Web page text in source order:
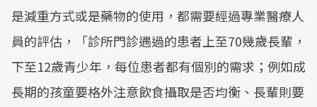
是減重方式或是藥物的使用，都需要經過專業醫療人
員的評估，「診所門診遇過的患者上至70幾歲長輩，
下至12歲青少年，每位患者都有個別的需求；例如成
長期的孩童要格外注意飲食攝取是否均衡、長輩則要